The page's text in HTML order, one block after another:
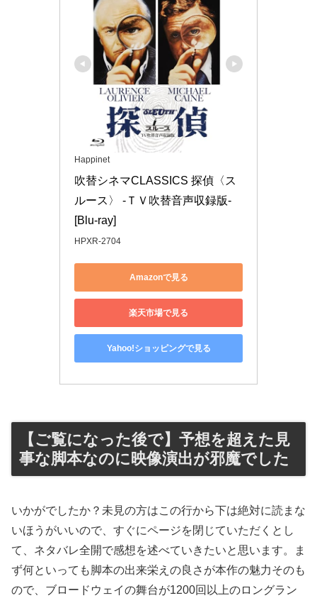
Happinet
吹替シネマCLASSICS 探偵〈ス
ルース〉 -ＴＶ吹替音声収録版-
[Blu-ray]
HPXR-2704
Amazonで見る
楽天市場で見る
Yahoo!ショッピングで見る
【ご覧になった後で】予想を超えた見
事な脚本なのに映像演出が邪魔でした
いかがでしたか？未見の方はこの行から下は絶対に読まな
いほうがいいので、すぐにページを閉じていただくとし
て、ネタバレ全開で感想を述べていきたいと思います。ま
ず何といっても脚本の出来栄えの良さが本作の魅力そのも
ので、ブロードウェイの舞台が1200回以上のロングラン